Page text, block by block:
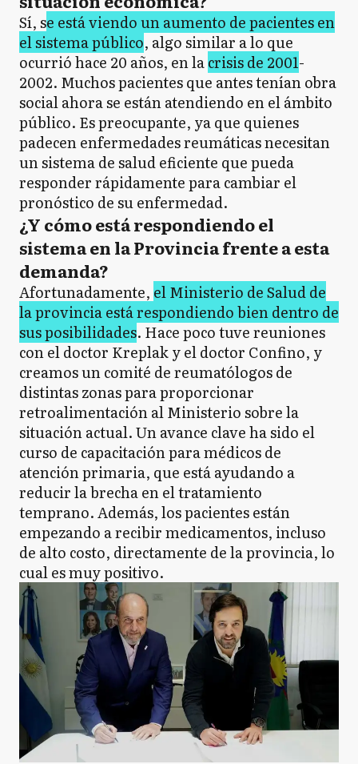
Sí, se está viendo un aumento de pacientes en
el sistema público, algo similar a lo que
ocurrió hace 20 años, en lacrisis de 2001-
2002. Muchos pacientes que antes tenían obra
social ahora se están atendiendo en el ámbito
público. Es preocupante, ya que quienes
padecen enfermedades reumáticas necesitan
un sistema de salud eficiente que pueda
responder rápidamente para cambiar el
pronóstico de su enfermedad.
¿Y cómo está respondiendo el
sistema en la Provincia frente a esta
demanda?
Afortunadamente, el Ministerio de Salud de
la provincia está respondiendo bien dentro de
sus posibilidades. Hace poco tuve reuniones
con el doctor Kreplak y el doctor Confino, y
creamos un comité de reumatólogos de
distintas zonas para proporcionar
retroalimentación al Ministerio sobre la
situación actual. Un avance clave ha sido el
curso de capacitación para médicos de
atención primaria, que está ayudando a
reducir la brecha en el tratamiento
temprano. Además, los pacientes están
empezando a recibir medicamentos, incluso
de alto costo, directamente de la provincia, lo
cual es muy positivo.